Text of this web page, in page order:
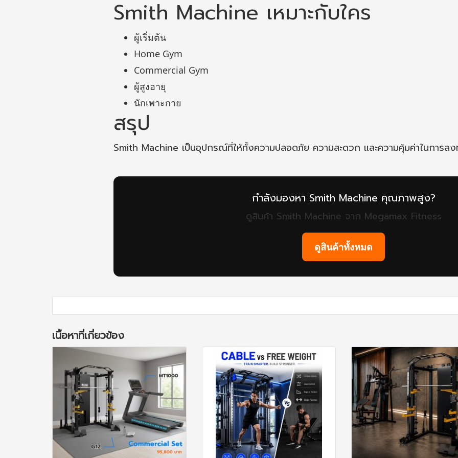
Smith Machine เหมาะกับใคร
ผู้เริ่มต้น
Home Gym
Commercial Gym
ผู้สูงอายุ
นักเพาะกาย
สรุป
Smith Machine เป็นอุปกรณ์ที่ให้ทั้งความปลอดภัย ความสะดวก และความคุ้มค่าในการล
กำลังมองหา Smith Machine คุณภาพสูง?
ดูสินค้า Smith Machine จาก Megamax Fitness
ดูสินค้าทั้งหมด
เนื้อหาที่เกี่ยวข้อง